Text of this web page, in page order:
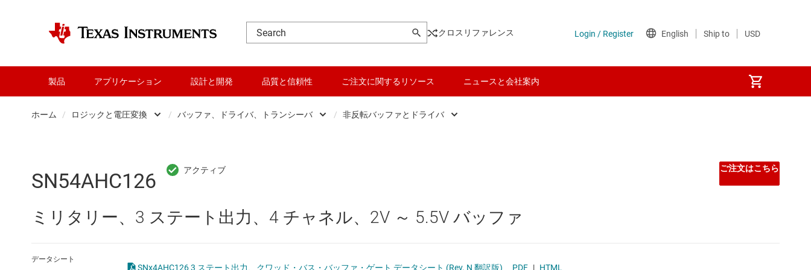
クロスリファレンス
製品 アプリケーション 設計と開発 品質と信頼性 ご注文に関するリソース ニュースと会社案内
ホーム / ロジックと電圧変換
RF とマイクロ波
インターフェイス マイコン (MCU) / プロセッサ
/ バッファ、ドライバ、トランシーバ
専用ロジック IC
/ 非反転バッファとドライバ
SN54AHC126
ミリタリー、3 ステート出力、4 チャネル、2V ～ 5.5V バッファ
ご注文はこちら
データシート
SNx4AHC126 3 ステート出力、クワッド・バス・バッファ・ゲート データシート (Rev. N 翻訳版) PDF | HTML